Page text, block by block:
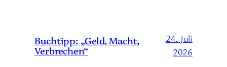
Buchtipp: „Geld, Macht,
Verbrechen“
24. Juli
2026